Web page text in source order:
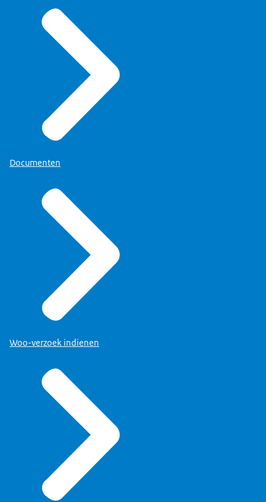
Gegevens
Door op een gegeven te klikken, te zoeken op een
bepaald type gegeven (zoals ‘Diploma’ of
‘Rijbewijsgegevens’) en daarna “Voor welke
besluiten worden uw gegevens gebruikt?” open te
klappen, ziet u de bijbehorende besluiten.
Via “
Documenten
Woo-verzoek indienen